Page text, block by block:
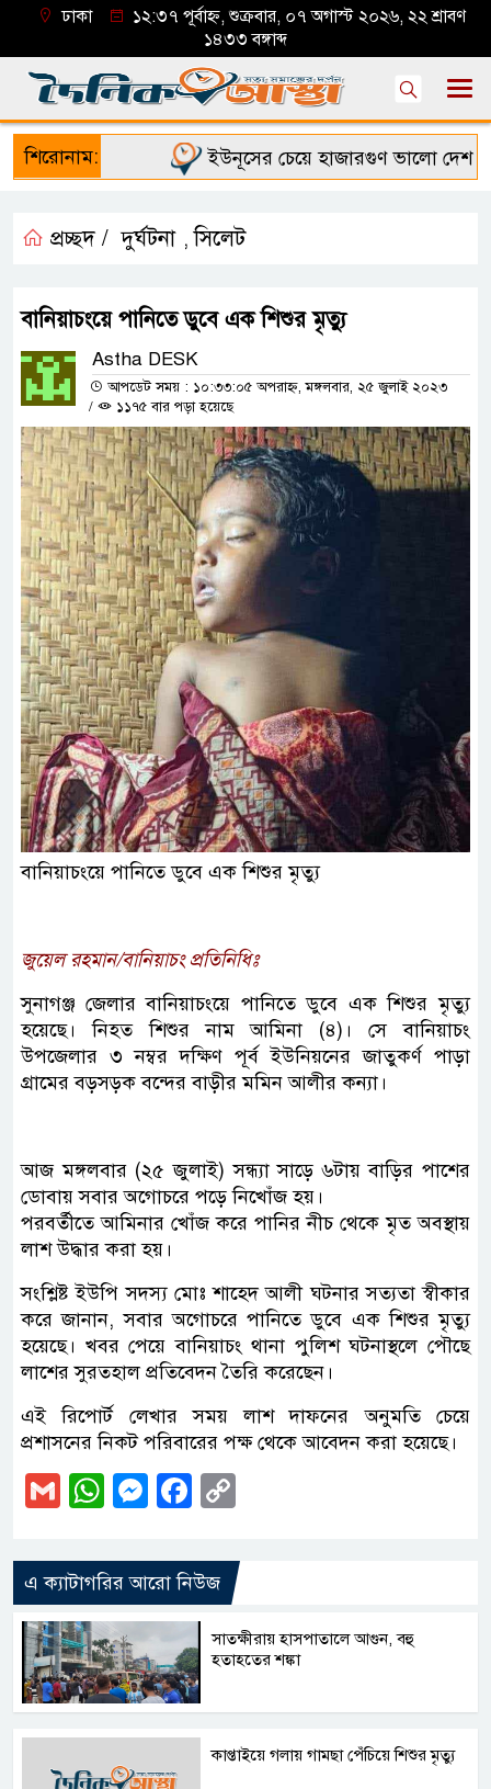
ঢাকা
১২:৩৭ পূর্বাহ্ন, শুক্রবার, ০৭ অগাস্ট ২০২৬, ২২ শ্রাবণ
১৪৩৩ বঙ্গাব্দ
শিরোনাম: ইউনূসের চেয়ে হাজারগুণ ভালো দেশ
প্রচ্ছদ / দুর্ঘটনা ,সিলেট
বানিয়াচংয়ে পানিতে ডুবে এক শিশুর মৃত্যু
Astha DESK
আপডেট সময় : ১০:৩৩:০৫ অপরাহ্ন, মঙ্গলবার, ২৫ জুলাই ২০২৩
/
১১৭৫ বার পড়া হয়েছে
বানিয়াচংয়ে পানিতে ডুবে এক শিশুর মৃত্যু
জুয়েল রহমান/বানিয়াচং প্রতিনিধিঃ
সুনাগঞ্জ জেলার বানিয়াচংয়ে পানিতে ডুবে এক শিশুর মৃত্যু
হয়েছে। নিহত শিশুর নাম আমিনা (৪)। সে বানিয়াচং
উপজেলার ৩ নম্বর দক্ষিণ পূর্ব ইউনিয়নের জাতুকর্ণ পাড়া
গ্রামের বড়সড়ক বন্দের বাড়ীর মমিন আলীর কন্যা।
আজ মঙ্গলবার (২৫ জুলাই) সন্ধ্যা সাড়ে ৬টায় বাড়ির পাশের
ডোবায় সবার অগোচরে পড়ে নিখোঁজ হয়।
পরবর্তীতে আমিনার খোঁজ করে পানির নীচ থেকে মৃত অবস্থায়
লাশ উদ্ধার করা হয়।
সংশ্লিষ্ট ইউপি সদস্য মোঃ শাহেদ আলী ঘটনার সত্যতা স্বীকার
করে জানান, সবার অগোচরে পানিতে ডুবে এক শিশুর মৃত্যু
হয়েছে। খবর পেয়ে বানিয়াচং থানা পুলিশ ঘটনাস্থলে পৌছে
লাশের সুরতহাল প্রতিবেদন তৈরি করেছেন।
এই রিপোর্ট লেখার সময় লাশ দাফনের অনুমতি চেয়ে
প্রশাসনের নিকট পরিবারের পক্ষ থেকে আবেদন করা হয়েছে।
GmailWhatsApp
Messenger
Facebook
এ ক্যাটাগরির আরো নিউজ
সাতক্ষীরায় হাসপাতালে আগুন, বহু
হতাহতের শঙ্কা
কাপ্তাইয়ে গলায় গামছা পেঁচিয়ে শিশুর মৃত্যু